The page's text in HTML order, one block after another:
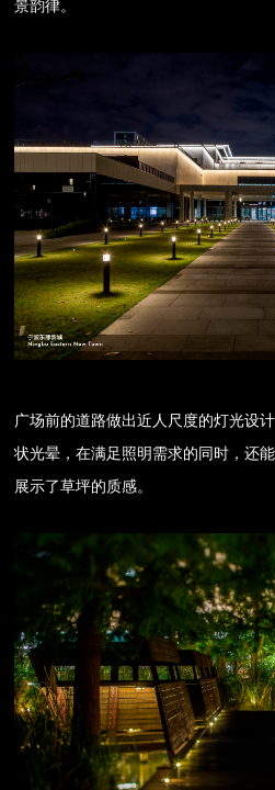
景韵律。
广场前的道路做出近人尺度的灯光设
状光晕，在满足照明需求的同时，还
展示了草坪的质感。